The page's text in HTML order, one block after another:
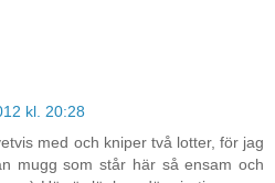
kl. 20:28
med och kniper två lotter, för jag
mugg som står här så ensam och